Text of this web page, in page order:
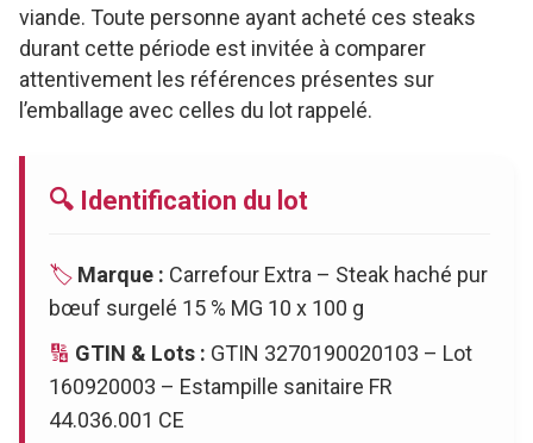
viande. Toute personne ayant acheté ces steaks
durant cette période est invitée à comparer
attentivement les références présentes sur
l’emballage avec celles du lot rappelé.
🔍 Identification du lot
🏷️ Marque : Carrefour Extra – Steak haché pur
bœuf surgelé 15 % MG 10 x 100 g
🔢 GTIN & Lots : GTIN 3270190020103 – Lot
160920003 – Estampille sanitaire FR
44.036.001 CE